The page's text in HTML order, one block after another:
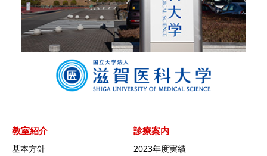
教室紹介
基本方針
診療案内
2023年度実績